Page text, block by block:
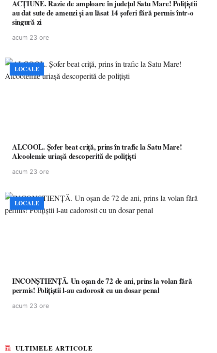
ACȚIUNE. Razie de amploare în județul Satu Mare! Polițiștii
au dat sute de amenzi și au lăsat 14 șoferi fără permis într-o
singură zi
acum 23 ore
LOCALE
ALCOOL. Șofer beat criță, prins în trafic la Satu Mare!
Alcoolemie uriașă descoperită de polițiști
acum 23 ore
LOCALE
INCONȘTIENȚĂ. Un oșan de 72 de ani, prins la volan fără
permis! Polițiștii l-au cadorosit cu un dosar penal
acum 23 ore
ULTIMELE ARTICOLE